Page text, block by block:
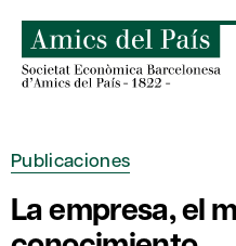
contenido
Publicaciones
La empresa, el